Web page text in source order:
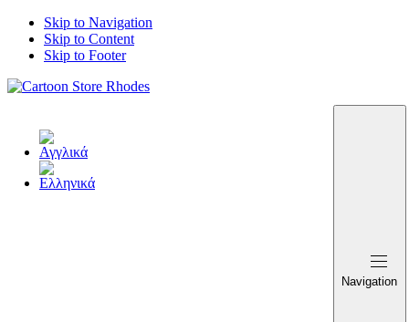
Skip to Navigation
Skip to Content
Skip to Footer
Navigation